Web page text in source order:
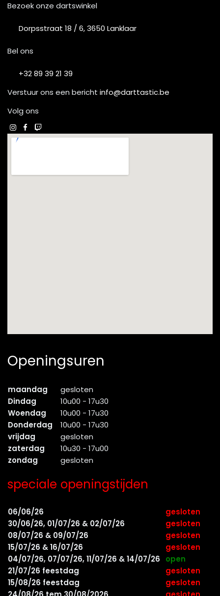
Bezoek onze dartswinkel
Dorpsstraat 18 / 6, 3650 Lanklaar
Bel ons
+32 89 39 21 39
Verstuur ons een bericht info@darttastic.be
Volg ons
Openingsuren
maandag
gesloten
Dindag
10u00 - 17u30
Woendag
10u00 - 17u30
Donderdag
10u00 - 17u30
vrijdag
gesloten
zaterdag
10u30 - 17u00
zondag
gesloten
speciale openingstijden
06/06/26
gesloten
30/06/26, 01/07/26 & 02/07/26
gesloten
08/07/26 & 09/07/26
gesloten
15/07/26 & 16/07/26
gesloten
04/07/26, 07/07/26, 11/07/26 & 14/07/26
open
21/07/26 feestdag
gesloten
15/08/26 feestdag
gesloten